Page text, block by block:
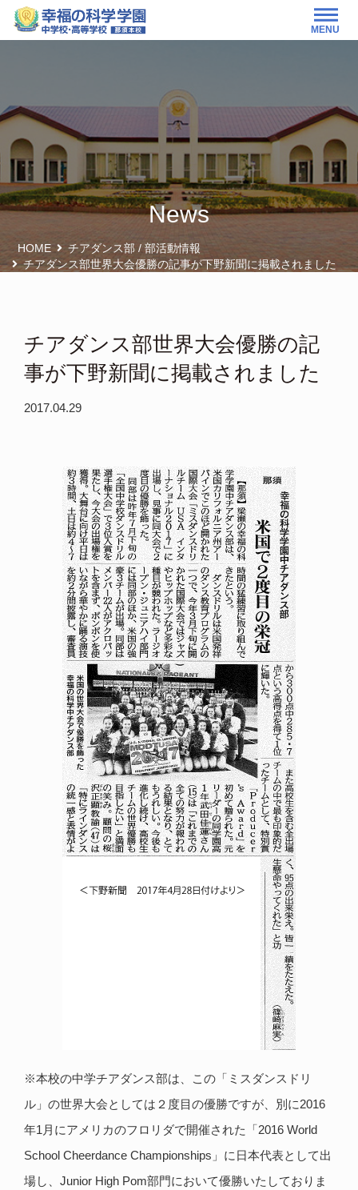
MENU
News
HOME チアダンス部 / 部活動情報
チアダンス部世界大会優勝の記事が下野新聞に掲載されました
チアダンス部世界大会優勝の記
事が下野新聞に掲載されました
2017.04.29
※本校の中学チアダンス部は、この「ミスダンスドリ
ル」の世界大会としては２度目の優勝ですが、別に2016
年1 月にアメリカのフロリダで開催された「 2016 World
School Cheerdance Championships 」に日本代表として出
場し、 Junior High Pom部門において優勝いたしておりま